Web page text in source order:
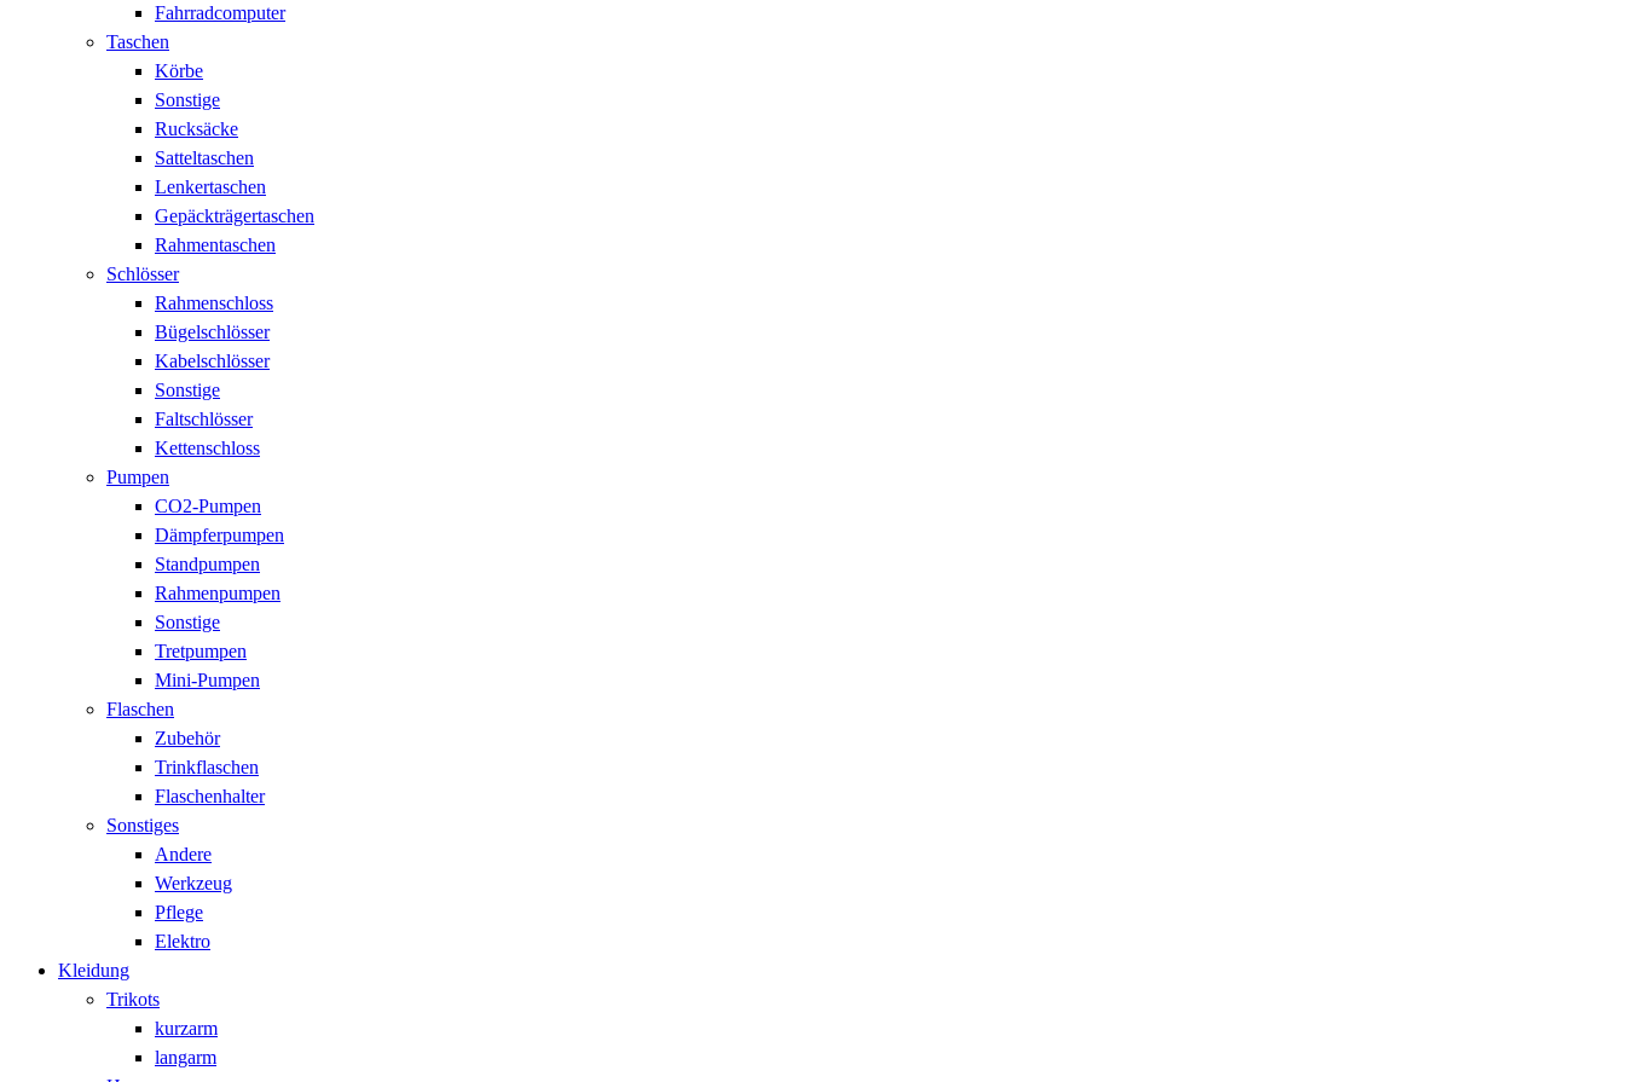
Fahrradcomputer
Taschen
Körbe
Sonstige
Rucksäcke
Satteltaschen
Lenkertaschen
Gepäckträgertaschen
Rahmentaschen
Schlösser
Rahmenschloss
Bügelschlösser
Kabelschlösser
Sonstige
Faltschlösser
Kettenschloss
Pumpen
CO2-Pumpen
Dämpferpumpen
Standpumpen
Rahmenpumpen
Sonstige
Tretpumpen
Mini-Pumpen
Flaschen
Zubehör
Trinkflaschen
Flaschenhalter
Sonstiges
Andere
Werkzeug
Pflege
Elektro
Kleidung
Trikots
kurzarm
langarm